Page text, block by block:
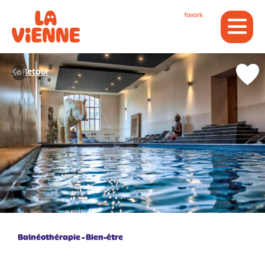
Favoris
©
Balnéothérapie Bien-être
Retour